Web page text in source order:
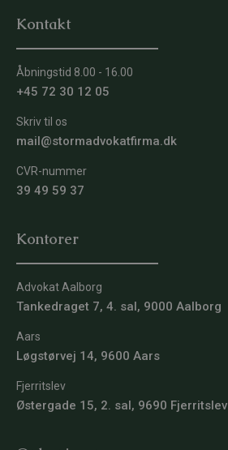
Kontakt
Åbningstid 8.00 - 16.00
+45 72 30 12 05
Skriv til os
mail@stormadvokatfirma.dk
CVR-nummer
39 49 59 37
Kontorer
Advokat Aalborg
Tankedraget 7, 4. sal, 9000 Aalborg
Aars
Løgstørvej 14, 9600 Aars
Fjerritslev
Østergade 15, 2. sal, 9690 Fjerritslev